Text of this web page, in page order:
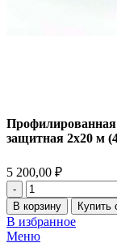
защитная 2х20 м
5 200,00 ₽
В корзину Купить
В избранное
Меню